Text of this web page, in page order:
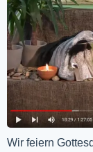
Wir feiern